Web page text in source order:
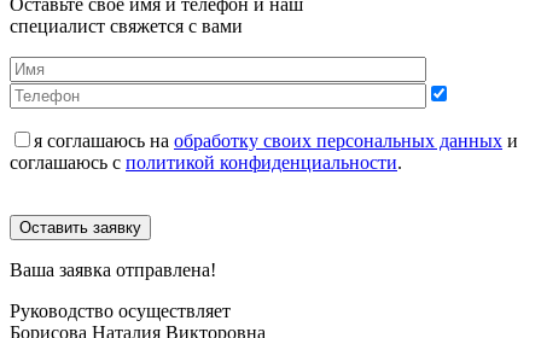
специалист свяжется с вами
я соглашаюсь на обработку своих персональных данных и
соглашаюсь с политикой конфиденциальности.
Оставить заявку
Ваша заявка отправлена!
Руководство осуществляет
Борисова Наталия Викторовна